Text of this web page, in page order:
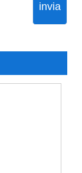
invia